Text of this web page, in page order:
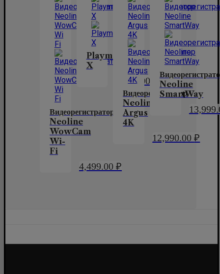
Видеорегистратор
Neoline
WowCam
Wi-
Fi
4,499.00 ₽
Playme
X
6,490.00
Видеорегистратор
Neoline
Argus
4K
12,990.00₽
Neoline
SmartWay